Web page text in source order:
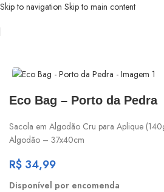
Skip to navigation Skip to main content
Eco Bag – Porto da Pedra
Sacola em Algodão Cru para Aplique
Algodão – 37x40cm
R$ 34,99
Disponível por encomenda